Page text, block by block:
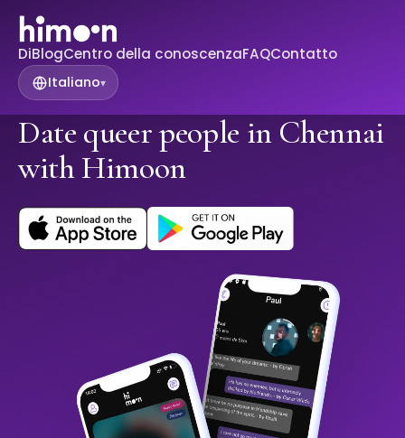
DiBlogCentro della conoscenzaFAQContatto
Italiano▾
Date queer people in Chennai
with Himoon